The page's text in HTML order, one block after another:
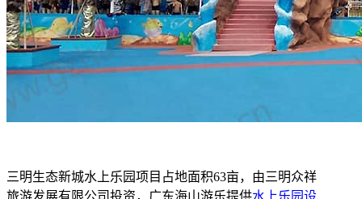
三明生态新城水上乐园项目占地面积63亩，由三明众祥
旅游发展有限公司投资，广东海山游乐提供水上乐园设